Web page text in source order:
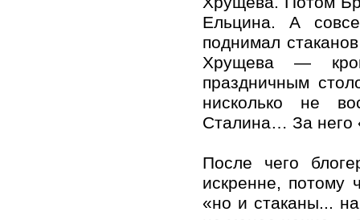
Ельцина. А
поднимал
Хрущева —
праздничным
нисколько не
Сталина… За него
После чего
искренне, потому
«но и стаканы...